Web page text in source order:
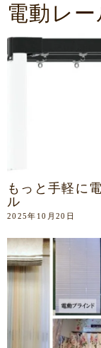
電動レー
もっと手軽に
ル
2025年10月20日